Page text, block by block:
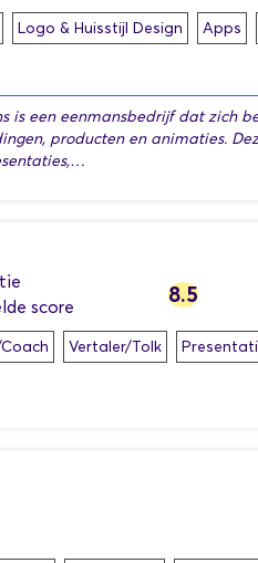
Logo & Huisstijl Design Apps
is een eenmansbedrijf dat zich
producten en animaties.
score 8.5
Vertaler/Tolk